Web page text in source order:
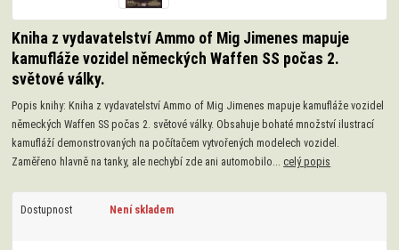
Kniha z vydavatelství Ammo of Mig Jimenes mapuje
kamufláže vozidel německých Waffen SS počas 2.
světové války.
Popis knihy: Kniha z vydavatelství Ammo of Mig Jimenes mapuje kamufláže vozidel
německých Waffen SS počas 2. světové války. Obsahuje bohaté množství ilustrací
kamufláží demonstrovaných na počítačem vytvořených modelech vozidel.
Zaměřeno hlavně na tanky, ale nechybí zde ani automobilo... celý popis
Dostupnost Není skladem